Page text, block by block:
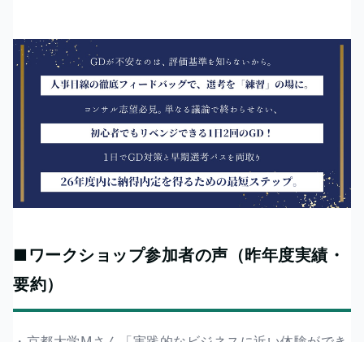
■ワークショップ参加者の声（昨年度実績・
要約）